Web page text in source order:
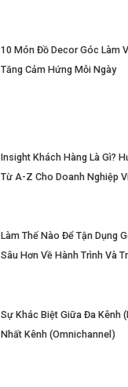
10 Món Đồ Decor Góc Làm
Tăng Cảm Hứng Mỗi Ngày
Insight Khách Hàng Là Gì?
Từ A-Z Cho Doanh Nghiệp
Làm Thế Nào Để Tận Dụng
Sâu Hơn Về Hành Trình Và
Sự Khác Biệt Giữa Đa Kênh
Nhất Kênh (Omnichannel)